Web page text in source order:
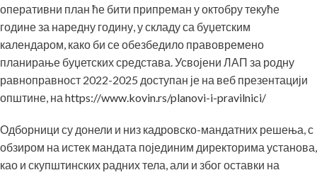
оперативни план ће бити припреман у октобру текуће
године за наредну годину, у складу са буџетским
календаром, како би се обезбедило правовремено
планирање буџетских средстава. Усвојени ЛАП за родну
равноправност 2022-2025 доступан је на веб презентацији
општине, на https://www.kovin.rs/planovi-i-pravilnici/
Одборници су донели и низ кадровско-мандатних решења, с
обзиром на истек мандата појединим директорима установа,
као и скупштинских радних тела, али и због оставки на